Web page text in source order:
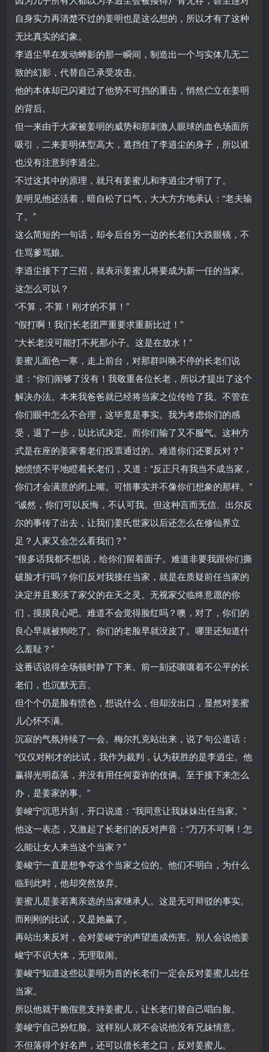
自身实力再清楚不过的姜明也是这么想的，所以才有了这种
无比真实的幻象。
李逍尘早在发动蝉影的那一瞬间，制造出一个与实体几无二
致的幻影，代替自己承受攻击。
他的本体却已闪避过了他势不可挡的重击，悄然伫立在姜明
的背后。
但一来由于大家被姜明的威势和那刺激人眼球的血色场面所
吸引，二来姜明体型高大，遮挡住了李逍尘的身子，所以谁
也没有注意到李逍尘。
不过这其中的原理，就只有姜蜜儿和李逍尘才明了了。
姜明见他还活着，暗自松了口气，大大方方地承认：“老夫输
了。”
这么简短的一句话，却令后台另一边的长老们大跌眼镜，不
住骂爹骂娘。
李逍尘接下了三招，就表示姜蜜儿将要成为新一任的当家。
这怎么可以？
“不算，不算！刚才的不算！”
“假打啊！我们长老团严重要求重新比过！”
“大长老没可能打不死那小子。这是在放水！”
姜蜜儿面色一寒，走上前台，对那群叫唤不停的长老们说
道：“你们闹够了没有！我敬重各位长老，所以才提出了这个
解决办法。本来我爸爸就已经将当家之位传给了我。不管在
你们眼中怎么不合理，这毕竟是事实。我为考虑你们的感
受，退了一步，以比试决定。而你们输了又不服气。这种方
式是在座的姜家耆老们投票通过的。难道你们还要反对？”
她愤愤不平地瞪着长老们，又道：“反正只有我当不成当家，
你们才会满意的闭上嘴。可惜事实并不像你们想象的那样。”
“诚然，你们可以反悔，不认可我。但这种言而无信、出尔反
尔的事传了出去，让我们姜氏世家以后还怎么在修仙界立
足？人家又会怎么看我们？”
“很多话我都不想说，给你们留着面子。难道非要我跟你们撕
破脸才行吗？你们反对我接任当家，就是在质疑前任当家的
决定并且亵渎了家父的在天之灵。无视家父临终意愿的你
们，摸摸良心吧。难道不会觉得脸红吗？噢，对了，你们的
良心早就被狗吃了。你们的老脸早就没皮了。哪里还知道什
么羞耻？”
这番话说得全场顿时静了下来。前一刻还嚷嚷着不公平的长
老们，也沉默无言。
但个个仍是脸有愤色，想说什么，但却没出口，显然对姜蜜
儿心怀不满。
沉寂的气氛持续了一会。梅尔扎克站出来，说了句公道话：
“仅仅对刚才的比试，我作为裁判，认为获胜的是李逍尘。他
赢得光明磊落，并没有用任何耍诈的伎俩。至于接下来怎么
办，是姜家的事。”
姜峻宁沉思片刻，开口说道：“我同意让我妹妹出任当家。”
他这一表态，又激起了长老们的反对声音：“万万不可啊！怎
么能让女人来当这个当家？”
姜峻宁一直是想争夺这个当家之位的。他们不明白，为什么
临到此时，他却突然放弃。
姜蜜儿是姜若离亲选的当家继承人。这是无可辩驳的事实。
而刚刚的比试，又是她赢了。
再站出来反对，会对姜峻宁的声望造成伤害。别人会说他姜
峻宁不识大体，无理取闹。
姜峻宁知道这些以姜明为首的长老们一定会反对姜蜜儿出任
当家。
所以他就干脆假意支持姜蜜儿，让长老们替自己唱白脸。
姜峻宁自己扮红脸。这样别人就不会说他没有兄妹情意。
不但落得个好名声，还可以借长老之口，反对姜蜜儿。